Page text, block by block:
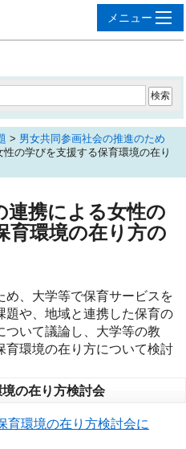
> 男女共同参画社会の推進のため
の学びを支援する保育環境の在り
連携による女性の
育環境の在り方の
、大学等で保育サービスを
題や、地域と連携した保育の
ついて議論し、大学等の教
育環境の在り方について検討
の在り方検討会
育環境の在り方検討会に